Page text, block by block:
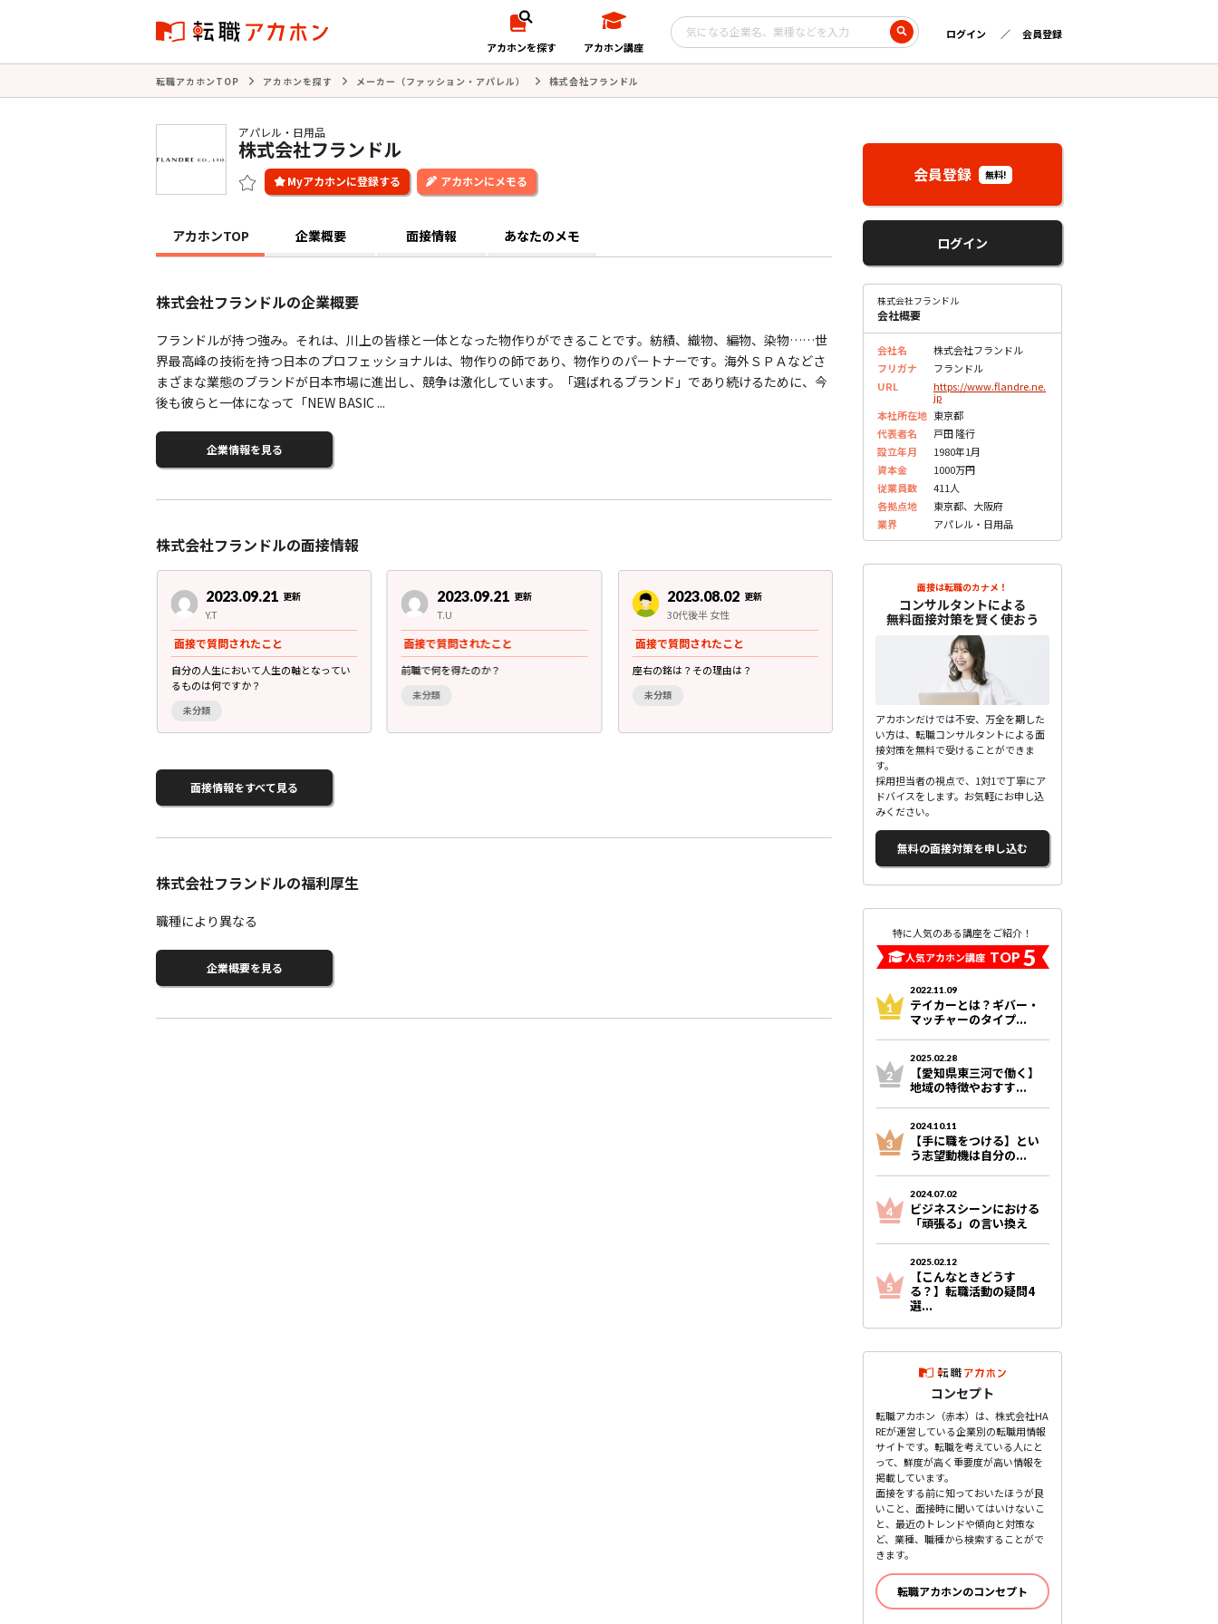
アカホンを探す アカホン講座
ログイン 会員登録
転職アカホンTOP アカホンを探す メーカー（ファッション・アパレル） 株式会社フランドル
アパレル・日用品
株式会社フランドル
アカホンにメモる
アカホンTOP 企業概要 面接情報 あなたのメモ
株式会社フランドルの企業概要
フランドルが持つ強み。それは、川上の皆様と一体となった物作りができることです。紡績、織物、編物、染物……世
界最高峰の技術を持つ日本のプロフェッショナルは、物作りの師であり、物作りのパートナーです。海外ＳＰＡなどさ
まざまな業態のブランドが日本市場に進出し、競争は激化しています。「選ばれるブランド」であり続けるために、今
後も彼らと一体になって「NEW BASIC ...
企業情報を見る
株式会社フランドルの面接情報
2023.09.21 更新
Y.T
面接で質問されたこと
自分の人生において人生の軸となってい
るものは何ですか？
未分類
2023.09.21 更新
T.U
面接で質問されたこと
前職で何を得たのか？
未分類
2023.08.02 更新
30代後半 女性
面接で質問されたこと
座右の銘は？その理由は？
未分類
2023.08.02 更新
30代後半 女性
面接官の性別・年齢・雰囲気
今までのキャリアなど考慮し話を進めて
頂けたので好印象でした。 ...
面接情報をすべて見る
株式会社フランドルの福利厚生
職種により異なる
企業概要を見る
会員登録 無料!
ログイン
株式会社フランドル
会社概要
会社名
株式会社フランドル
フリガナ
フランドル
URL
https://www.flandre.ne.
jp
本社所在地 東京都
代表者名
戸田 隆行
設立年月
1980年1月
資本金
1000万円
従業員数
411人
各拠点地
東京都、大阪府
業界
アパレル・日用品
面接は転職のカナメ！
コンサルタントによる
無料面接対策を賢く使おう
アカホンだけでは不安、万全を期した
い方は、転職コンサルタントによる面
接対策を無料で受けることができま
す。
採用担当者の視点で、1対1で丁寧にア
ドバイスをします。お気軽にお申し込
みください。
無料の面接対策を申し込む
特に人気のある講座をご紹介！
人気アカホン講座 TOP 5
2022.11.09
テイカーとは？ギバー・
マッチャーのタイプ...
2025.02.28
【愛知県東三河で働く】
地域の特徴やおすす...
2024.10.11
【手に職をつける】とい
う志望動機は自分の...
2024.07.02
ビジネスシーンにおける
「頑張る」の言い換え
2025.02.12
【こんなときどうす
る？】転職活動の疑問4
選...
コンセプト
転職アカホン（赤本）は、株式会社HA
REが運営している企業別の転職用情報
サイトです。転職を考えている人にと
って、鮮度が高く重要度が高い情報を
掲載しています。
面接をする前に知っておいたほうが良
いこと、面接時に聞いてはいけないこ
と、最近のトレンドや傾向と対策な
ど、業種、職種から検索することがで
きます。
転職アカホンのコンセプト